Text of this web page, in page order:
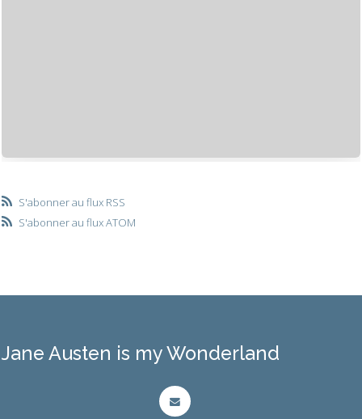
S'abonner au flux RSS
S'abonner au flux ATOM
Jane Austen is my Wonderland